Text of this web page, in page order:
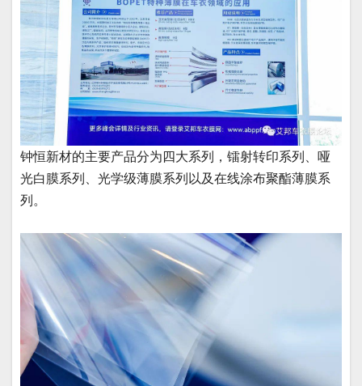
钟恒新材的主要产品分为四大系列，镭射转印系列、哑
光白膜系列、光学级薄膜系列以及在线涂布聚酯薄膜系
列。